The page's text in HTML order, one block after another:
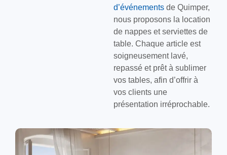
d’événements de Quimper,
nous proposons la location
de nappes et serviettes de
table. Chaque article est
soigneusement lavé,
repassé et prêt à sublimer
vos tables, afin d’offrir à
vos clients une
présentation irréprochable.